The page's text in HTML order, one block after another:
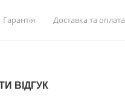
Гарантія Доставка та оплата
ВІДГУК